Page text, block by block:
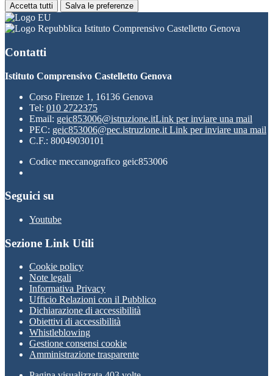
Accetta tutti Salva le preferenze
Istituto Comprensivo Castelletto Genova
Contatti
Istituto Comprensivo Castelletto Genova
Corso Firenze 1, 16136 Genova
Tel: 010 2722375
Email: geic853006@istruzione.itLink per inviare una mail
PEC: geic853006@pec.istruzione.it Link per inviare una mail
C.F.: 80049030101
Codice meccanografico geic853006
Seguici su
Youtube
Sezione Link Utili
Cookie policy
Note legali
Informativa Privacy
Ufficio Relazioni con il Pubblico
Dichiarazione di accessibilità
Obiettivi di accessibilità
Whistleblowing
Gestione consensi cookie
Amministrazione trasparente